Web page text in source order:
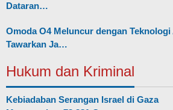
Dataran…
Omoda O4 Meluncur dengan Teknologi
Tawarkan Ja…
Hukum dan Kriminal
Kebiadaban Serangan Israel di Gaza